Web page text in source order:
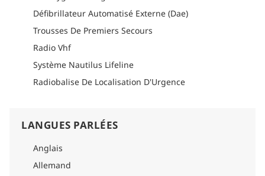
Défibrillateur Automatisé Externe (Dae)
Trousses De Premiers Secours
Radio Vhf
Système Nautilus Lifeline
Radiobalise De Localisation D'Urgence
LANGUES PARLÉES
Anglais
Allemand